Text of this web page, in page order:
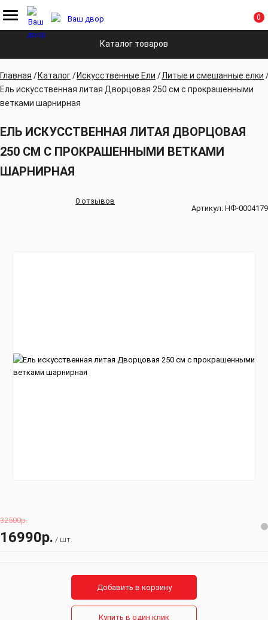
0
Каталог товаров
Главная Каталог Искусственные Ели
Литые и смешанные елки
Ель искусственная литая Дворцовая 250 см с прокрашенными
ветками шарнирная
ЕЛЬ ИСКУССТВЕННАЯ ЛИТАЯ ДВОРЦОВАЯ
250 СМ С ПРОКРАШЕННЫМИ ВЕТКАМИ
ШАРНИРНАЯ
Артикул: НФ-0004179
0 отзывов
32500р.
16990р. / шт.
Добавить в корзину
Купить в один клик